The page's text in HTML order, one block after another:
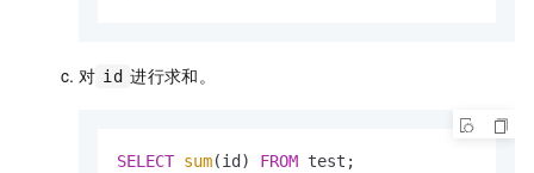
对 id 进行求和。
SELECT sum(id) FROM test;